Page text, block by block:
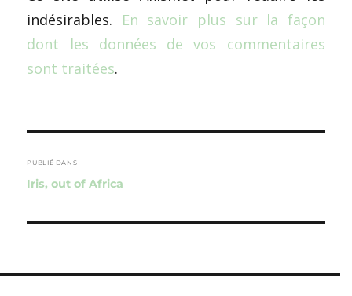
indésirables. En savoir plus sur la façon
dont les données de vos commentaires
sont traitées.
de
l’article
PUBLIÉ DANS
Iris, out of Africa